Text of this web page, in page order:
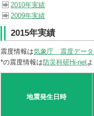
2010年実績
2009年実績
2015年実績
震度情報は気象庁 震度データ
*の震度情報は防災科研Hi-net
地震発生日時